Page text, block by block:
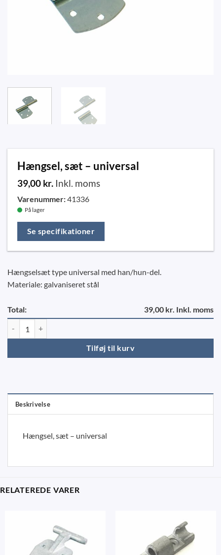
Hængsel, sæt – universal
39,00 kr. Inkl. moms
Varenummer:41336
På lager
Se specifikationer
Hængselsæt type universal med han/hun-del.
Materiale: galvaniseret stål
Total: 39,00 kr. Inkl. moms
Tilføj til kurv
Beskrivelse
Hængsel, sæt – universal
RELATEREDE VARER